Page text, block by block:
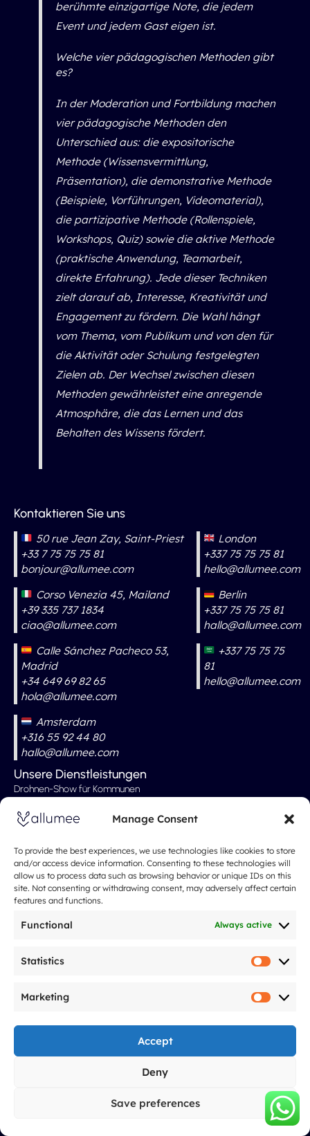
Manage Consent
To provide the best experiences, we use technologies like cookies to store
and/or access device information. Consenting to these technologies will
allow us to process data such as browsing behavior or unique IDs on this
site. Not consenting or withdrawing consent, may adversely affect certain
features and functions.
Functional Always active
Statistics
Marketing
Accept
Deny
Save preferences
berühmte einzigartige Note, die jedem
Event und jedem Gast eigen ist.
Welche vier pädagogischen Methoden gibt
es?
In der Moderation und Fortbildung machen
vier pädagogische Methoden den
Unterschied aus: die expositorische
Methode (Wissensvermittlung,
Präsentation), die demonstrative Methode
(Beispiele, Vorführungen, Videomaterial),
die partizipative Methode (Rollenspiele,
Workshops, Quiz) sowie die aktive Methode
(praktische Anwendung, Teamarbeit,
direkte Erfahrung). Jede dieser Techniken
zielt darauf ab, Interesse, Kreativität und
Engagement zu fördern. Die Wahl hängt
vom Thema, vom Publikum und von den für
die Aktivität oder Schulung festgelegten
Zielen ab. Der Wechsel zwischen diesen
Methoden gewährleistet eine anregende
Atmosphäre, die das Lernen und das
Behalten des Wissens fördert.
Kontaktieren Sie uns
50 rue Jean Zay, Saint-Priest
+33 7 75 75 75 81
bonjour@allumee.com
Corso Venezia 45, Mailand
+39 335 737 1834
ciao@allumee.com
Calle Sánchez Pacheco 53,
Madrid
+34 649 69 82 65
hola@allumee.com
Amsterdam
+316 55 92 44 80
hallo@allumee.com
London
+337 75 75 75 81
hello@allumee.com
Berlin
+337 75 75 75 81
hallo@allumee.com
+337 75 75 75
81
hello@allumee.com
Unsere Dienstleistungen
Drohnen-Show für Kommunen
Professionelle Drohnenshow
Drohnen-Show bei Hochzeiten
Drohnen-Show für Veranstaltungen
Weihnachtsaufführung
Unsere Preise
Über
Spectacle de drones
Man spricht über uns
FAQ
t
Y
o
t
u
k t